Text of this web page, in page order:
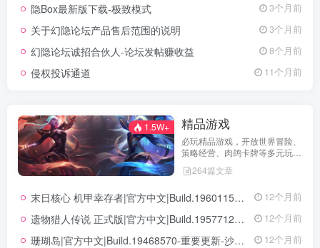
们坚持公开透明，通过权威通知
坛获得更优质、安全的使用体
息！
隐Box最新版下载-极致模式 3个月前
关于幻隐论坛产品售后范围的说明 3个月前
幻隐论坛诚招合伙人-论坛发帖赚收益 8个月前
侵权投诉通道 11个月前
1.5W+ 精品游戏
必玩精品游戏，开放世界冒险、
策略经营、肉鸽卡牌等多元玩
264篇文章
末日核心 机甲幸存者|官方中文|Build.19601158|解压即撸| 12个月前
遗物猎人传说 正式版|官方中文|Build.19577129+全DLC|解压即撸| 12个月前
珊瑚岛|官方中文|Build.19468570-重要更新-沙盒|解压即撸| 12个月前